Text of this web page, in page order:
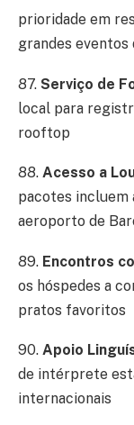
prioridade em
grandes eventos
87. Serviço de
local para
rooftop
88. Acesso a
pacotes incluem
aeroporto de
89. Encontros
os hóspedes a
pratos favoritos
90. Apoio
de intérprete
internacionais